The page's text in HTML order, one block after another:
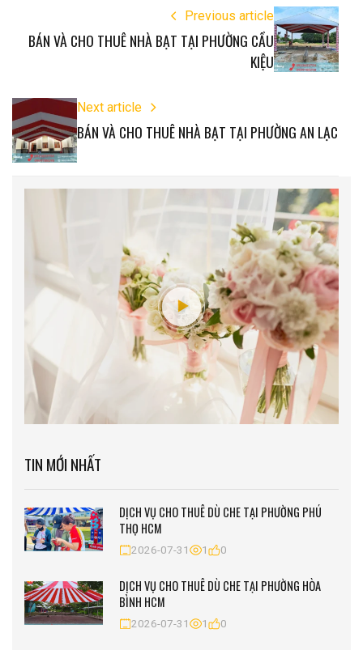
Previous article
BÁN VÀ CHO THUÊ NHÀ BẠT TẠI PHƯỜNG CẦU
KIỆU
Next article
BÁN VÀ CHO THUÊ NHÀ BẠT TẠI PHƯỜNG AN LẠC
TIN MỚI NHẤT
DỊCH VỤ CHO THUÊ DÙ CHE TẠI PHƯỜNG PHÚ
THỌ HCM
2026-07-31 1 0
DỊCH VỤ CHO THUÊ DÙ CHE TẠI PHƯỜNG HÒA
BÌNH HCM
2026-07-31 1 0